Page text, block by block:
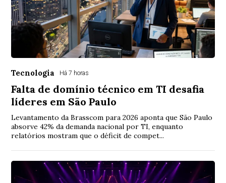
Tecnologia Há 7 horas
Falta de domínio técnico em TI desafia
líderes em São Paulo
Levantamento da Brasscom para 2026 aponta que São Paulo
absorve 42% da demanda nacional por TI, enquanto
relatórios mostram que o déficit de compet...